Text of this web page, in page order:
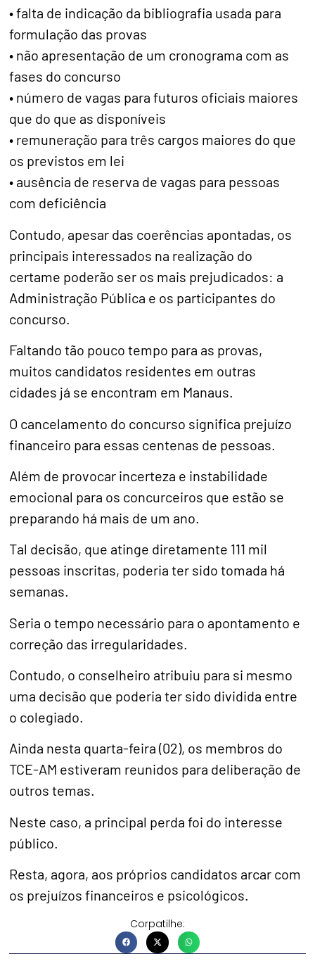
• falta de indicação da bibliografia usada para
formulação das provas
• não apresentação de um cronograma com as
fases do concurso
• número de vagas para futuros oficiais maiores
que do que as disponíveis
• remuneração para três cargos maiores do que
os previstos em lei
• ausência de reserva de vagas para pessoas
com deficiência
Contudo, apesar das coerências apontadas, os
principais interessados na realização do
certame poderão ser os mais prejudicados: a
Administração Pública e os participantes do
concurso.
Faltando tão pouco tempo para as provas,
muitos candidatos residentes em outras
cidades já se encontram em Manaus.
O cancelamento do concurso significa prejuízo
financeiro para essas centenas de pessoas.
Além de provocar incerteza e instabilidade
emocional para os concurceiros que estão se
preparando há mais de um ano.
Tal decisão, que atinge diretamente 111 mil
pessoas inscritas, poderia ter sido tomada há
semanas.
Seria o tempo necessário para o apontamento e
correção das irregularidades.
Contudo, o conselheiro atribuiu para si mesmo
uma decisão que poderia ter sido dividida entre
o colegiado.
Ainda nesta quarta-feira (02), os membros do
TCE-AM estiveram reunidos para deliberação de
outros temas.
Neste caso, a principal perda foi do interesse
público.
Resta, agora, aos próprios candidatos arcar com
os prejuízos financeiros e psicológicos.
Corpatilhe: